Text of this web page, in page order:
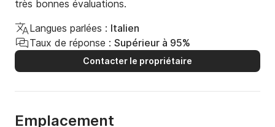
très bonnes évaluations.
Langues parlées : Italien
Taux de réponse : Supérieur à 95%
Contacter le propriétaire
Emplacement